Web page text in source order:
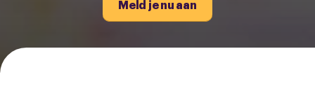
Meld je nu aan